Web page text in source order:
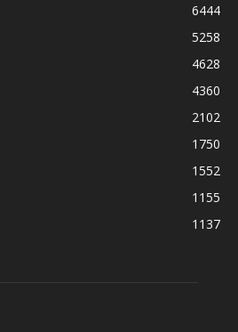
6444
5258
4628
4360
2102
1750
1552
1155
1137